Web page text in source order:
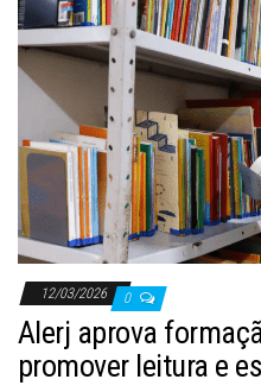
12/03/2026 0
Alerj aprova
promover leitura e